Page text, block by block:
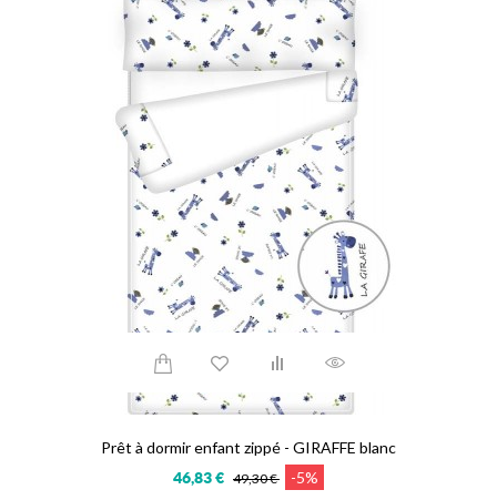
Prêt à dormir enfant zippé - GIRAFFE blanc
46,83 € 49,30 € -5%